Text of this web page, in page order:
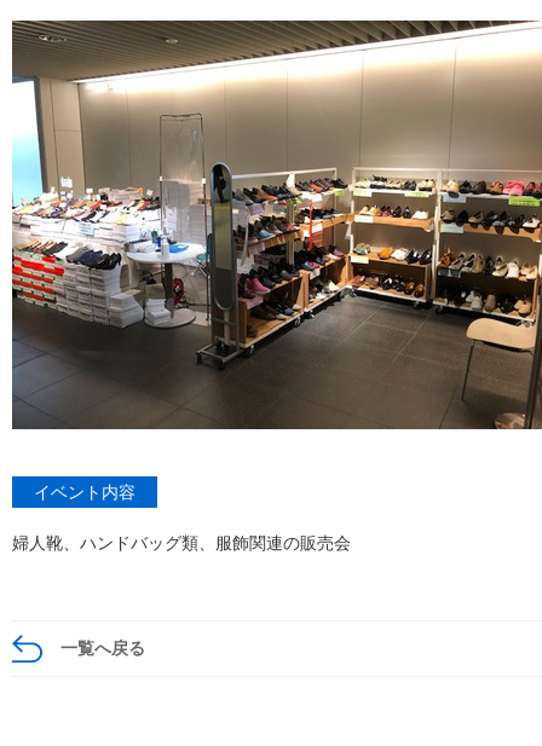
イベント内容
婦人靴、ハンドバッグ類、服飾関連の販売会
一覧へ戻る